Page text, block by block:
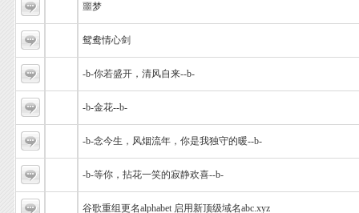
噩梦
鸳鸯情心剑
-b-你若盛开，清风自来--b-
-b-金花--b-
-b-念今生，风烟流年，你是我独守的暖--b-
-b-等你，拈花一笑的寂静欢喜--b-
谷歌重组更名alphabet 启用新顶级域名abc.xyz